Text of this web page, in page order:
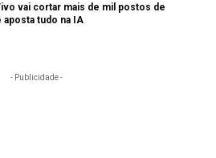
vai cortar mais de mil postos de
aposta tudo na IA
- Publicidade -